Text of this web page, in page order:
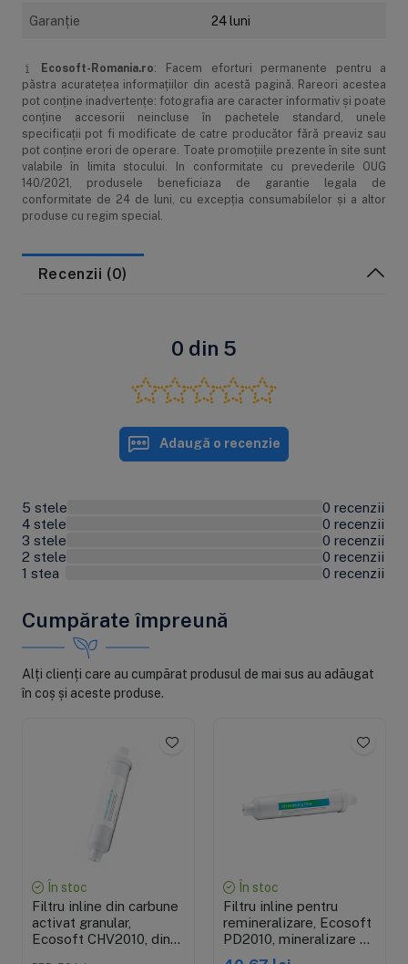
Livrarea produselor
Garanție și service
Returul produselor
Garanţie 24 luni
Ecosoft-Romania.ro: Facem eforturi permanente pentru a
păstra acurateţea informaţiilor din acestă pagină. Rareori acestea
pot conţine inadvertenţe: fotografia are caracter informativ şi poate
conţine accesorii neincluse în pachetele standard, unele
specificaţii pot fi modificate de catre producător fără preaviz sau
pot conţine erori de operare. Toate promoţiile prezente în site sunt
valabile în limita stocului. In conformitate cu prevederile OUG
140/2021, produsele beneficiaza de garantie legala de
conformitate de 24 de luni, cu excepția consumabilelor și a altor
produse cu regim special.
Recenzii (0)
0 din 5
Adaugă o recenzie
5 stele
0 recenzii
4 stele
0 recenzii
3 stele
0 recenzii
2 stele
0 recenzii
1 stea
0 recenzii
Cumpărate împreună
Alți clienți care au cumpărat produsul de mai sus au adăugat
în coș și aceste produse.
În stoc
Filtru inline din carbune
activat granular,
Ecosoft CHV2010, din
În stoc
Filtru inline pentru
remineralizare, Ecosoft
PD2010, mineralizare cu
calciu, magneziu si